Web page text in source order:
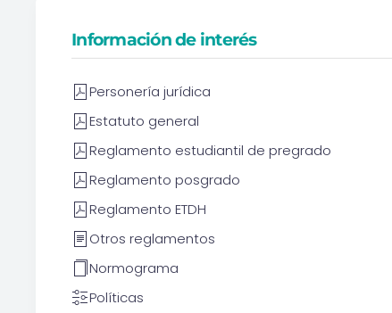
Información de interés
Personería jurídica
Estatuto general
Reglamento estudiantil de pregrado
Reglamento posgrado
Reglamento ETDH
Otros reglamentos
Normograma
Políticas